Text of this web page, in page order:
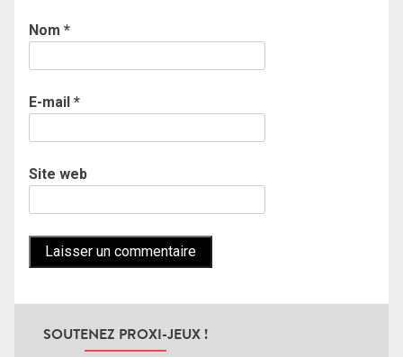
Nom *
E-mail *
Site web
SOUTENEZ PROXI-JEUX !